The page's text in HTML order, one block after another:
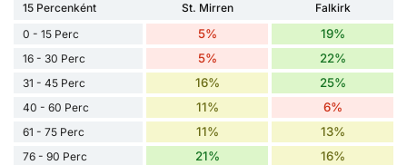
15 Percenként St. Mirren
Falkirk
0 - 15 Perc
5% 19%
16 - 30 Perc 5% 22%
31 - 45 Perc 16% 25%
40 - 60 Perc 11% 6%
61 - 75 Perc 11% 13%
76 - 90 Perc 21% 16%